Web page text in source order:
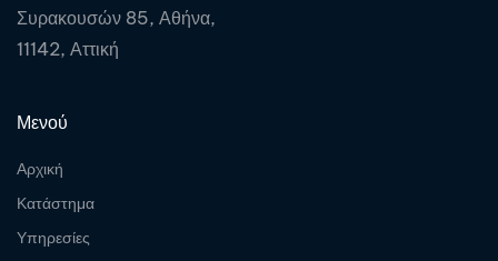
Συρακουσών 85, Αθήνα,
11142, Αττική
Μενού
Αρχική
Κατάστημα
Υπηρεσίες